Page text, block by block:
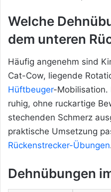
Welche
dem unteren
Häufig angenehm sind
Cat-Cow, liegende
Hüftbeuger-Mobilisation.
ruhig, ohne ruckartige
stechenden Schmerz
praktische Umsetzung
Rückenstrecker-Übungen
Dehnübungen